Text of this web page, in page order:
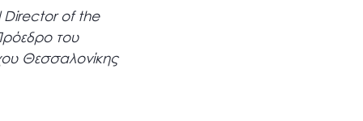
Director of the
του
Θεσσαλονίκης